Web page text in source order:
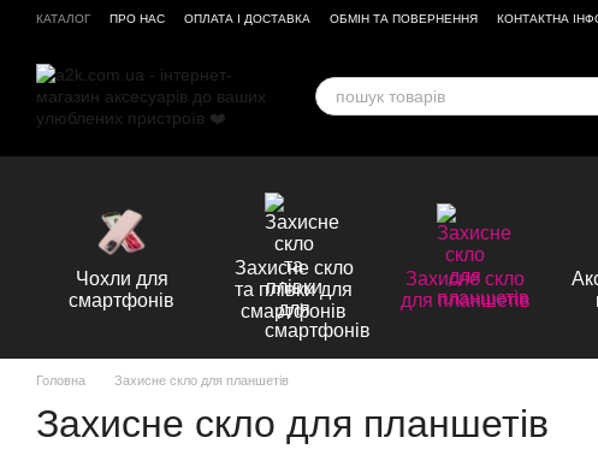
Перейти до основного контенту
КАТАЛОГ ПРО НАС ОПЛАТА І ДОСТАВКА ОБМІН ТА ПОВЕРНЕННЯ КОНТАКТНА
Чохли для
смартфонів
Захисне скло
та плівки для
смартфонів
Захисне скло
для планшетів
Головна Захисне скло для планшетів
Захисне скло для планшетів